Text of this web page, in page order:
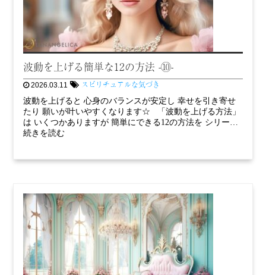
波動を上げる簡単な12の方法 -⑩-
2026.03.11 スピリチュアルな気づき
波動を上げると 心身のバランスが安定し 幸せを引き寄せ
たり 願いが叶いやすくなります☆ 「波動を上げる方法」
は いくつかありますが 簡単にできる12の方法を シリー…
続きを読む